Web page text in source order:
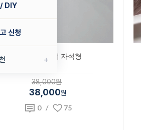
/ DIY
신청
+
우딕 메모 홀더 자석형
38,000원
38,000원
0/ 75